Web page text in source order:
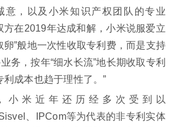
意，以及小米知识产权团队的专业
方在2019年达成和解，小米说服爱立
卵”般地一次性收取专利费，而是支持
务，按年“细水长流”地长期收取专利
利成本也趋于理性了。”
小米近年还历经多次受到以
、IPCom等为代表的非专利实体